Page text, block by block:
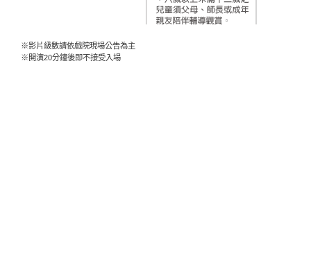
※影片級數請依戲院現場公告為主
※開演20分鐘後即不接受入場